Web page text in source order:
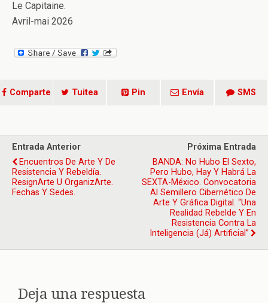
Le Capitaine.
Avril-mai 2026
Comparte Tuitea Pin Envía SMS
Entrada Anterior
Encuentros De Arte Y De
Resistencia Y Rebeldía.
ResignArte U OrganizArte.
Fechas Y Sedes.
Próxima Entrada
BANDA: No Hubo El Sexto,
Pero Hubo, Hay Y Habrá La
SEXTA-México. Convocatoria
Al Semillero Cibernético De
Arte Y Gráfica Digital. “Una
Realidad Rebelde Y En
Resistencia Contra La
Inteligencia (já) Artificial”
Deja una respuesta